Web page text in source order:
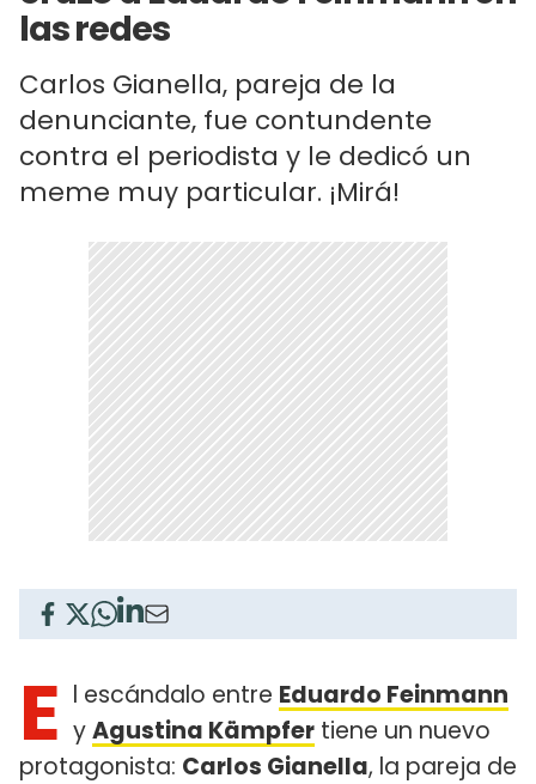
las redes
Carlos Gianella, pareja de la
denunciante, fue contundente
contra el periodista y le dedicó un
meme muy particular. ¡Mirá!
E l escándalo entre Eduardo Feinmann
yAgustina Kämpfer tiene un nuevo
protagonista: Carlos Gianella, la pareja de